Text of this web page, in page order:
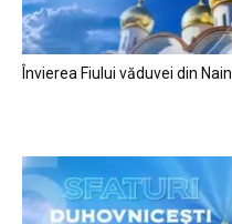
Învierea Fiului văduvei din Nain